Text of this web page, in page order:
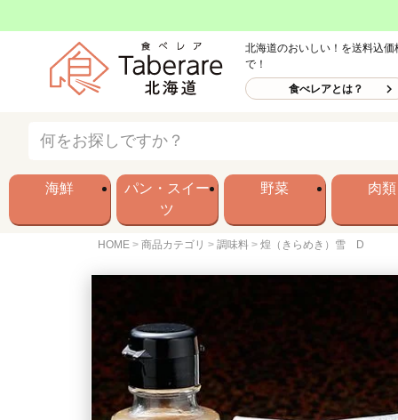
北海道のおいしい！を送料込価
で！
食べレアとは？
海鮮
パン・スイー
ツ
野菜 肉類
HOME 商品カテゴリ 調味料 煌（きらめき）雪 D